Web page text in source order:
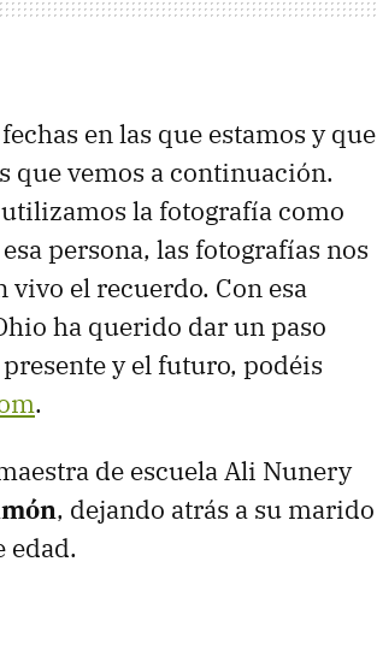
en las que estamos y que
que vemos a continuación.
la fotografía como
persona, las fotografías nos
el recuerdo. Con esa
ha querido dar un paso
y el futuro, podéis
.
de escuela Ali Nunery
, dejando atrás a su marido
edad.